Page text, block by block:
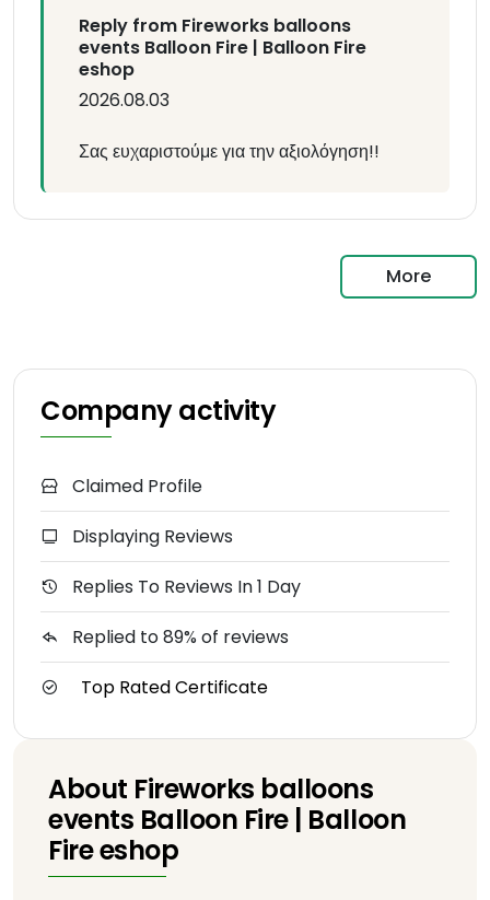
Reply from Fireworks balloons
events Balloon Fire | Balloon Fire
eshop
2026.08.03
Σας ευχαριστούμε για την αξιολόγηση!!
More
Company activity
Claimed Profile
Displaying Reviews
Replies To Reviews In 1 Day
Replied to 89% of reviews
Top Rated Certificate
About Fireworks balloons
events Balloon Fire | Balloon
Fire eshop